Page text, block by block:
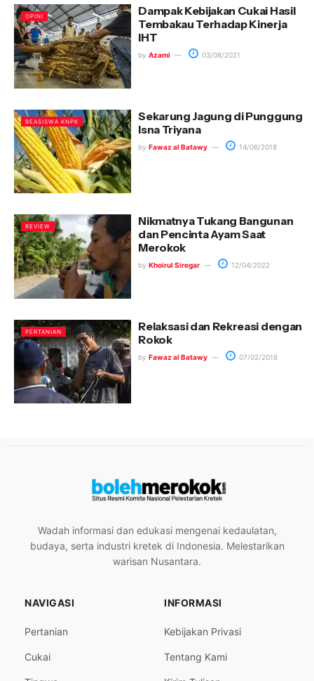
OPINI
Dampak Kebijakan Cukai Hasil
Tembakau Terhadap Kinerja
IHT
by Azami 03/08/2021
BEASISWA KNPK
Sekarung Jagung di Punggung
Isna Triyana
by Fawaz al Batawy 14/06/2018
REVIEW
Nikmatnya Tukang Bangunan
dan Pencinta Ayam Saat
Merokok
by Khoirul Siregar 12/04/2022
PERTANIAN
Relaksasi dan Rekreasi dengan
Rokok
by Fawaz al Batawy 07/02/2018
Wadah informasi dan edukasi mengenai kedaulatan,
budaya, serta industri kretek di Indonesia. Melestarikan
warisan Nusantara.
NAVIGASI
Pertanian
Cukai
INFORMASI
Kebijakan Privasi
Tentang Kami